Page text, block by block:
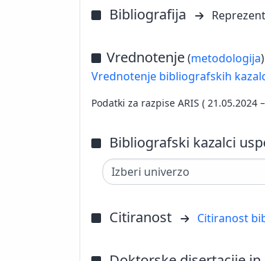
Bibliografija
Vrednotenje(metodologija)
Vrednotenje bibliografskih
Podatki za razpise ARIS (
Bibliografski kazalci
Citiranost Citiranost